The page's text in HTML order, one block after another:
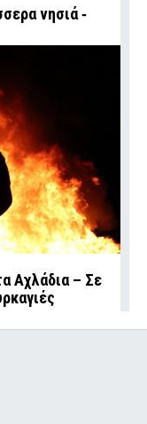
νησιά ‑
Αχλάδια – Σε